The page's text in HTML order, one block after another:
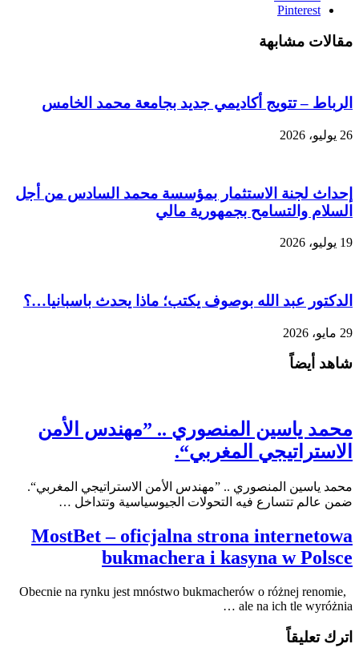
Pinterest
مقالات مشابهة
الرباط – تتويج أكاديمي جديد بجامعة محمد الخامس
26 يوليو، 2026
إحداث لجنة الاستثمار بمؤسسة محمد السادس من أجل
السلام والتسامح بجمهورية مالي
19 يوليو، 2026
الدكتور عبد الله بوصوف يكتب؛ ماذا يحدث باسبانيا…؟
29 مايو، 2026
شاهد أيضاً
محمد ياسين المنصوري .. ”مهندس الأمن
الاستراتيجي المغربي“.
محمد ياسين المنصوري .. ”مهندس الأمن الاستراتيجي المغربي“.
ضمن عالم تتسارع فيه التحولات الجيوسياسية وتتداخل …
MostBet – oficjalna strona internetowa
bukmachera i kasyna w Polsce
Obecnie na rynku jest mnóstwo bukmacherów o różnej renomie,
ale na ich tle wyróżnia …
اترك تعليقاً